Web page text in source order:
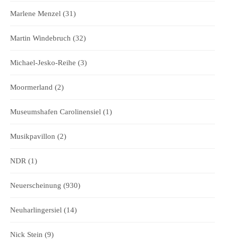
Marlene Menzel (31)
Martin Windebruch (32)
Michael-Jesko-Reihe (3)
Moormerland (2)
Museumshafen Carolinensiel (1)
Musikpavillon (2)
NDR (1)
Neuerscheinung (930)
Neuharlingersiel (14)
Nick Stein (9)